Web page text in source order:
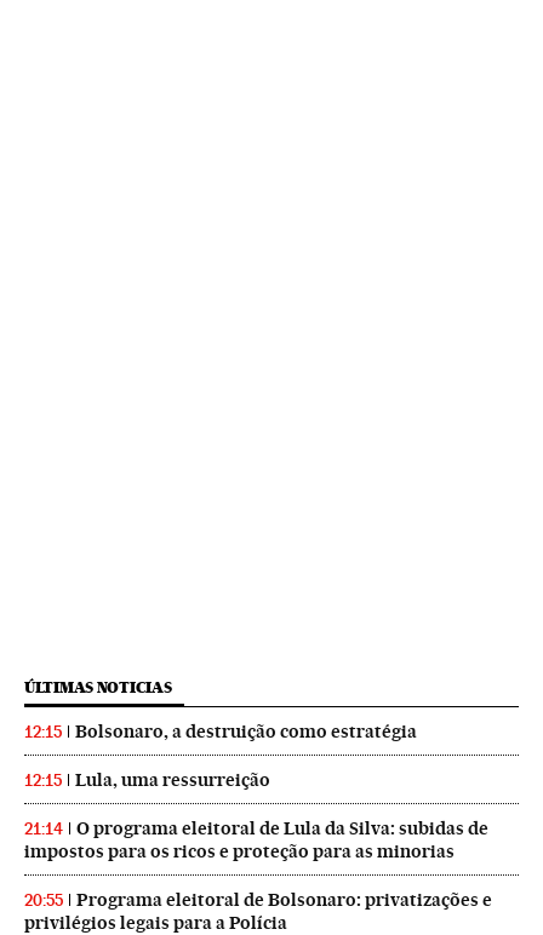
ÚLTIMAS NOTICIAS
12:15 Bolsonaro, a destruição como estratégia
12:15 Lula, uma ressurreição
21:14
O programa eleitoral de Lula da Silva: subidas de
impostos para os ricos e proteção para as minorias
20:55
Programa eleitoral de Bolsonaro: privatizações e
privilégios legais para a Polícia